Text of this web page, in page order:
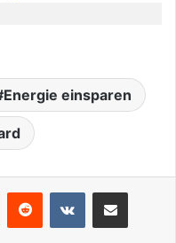
Energie einsparen